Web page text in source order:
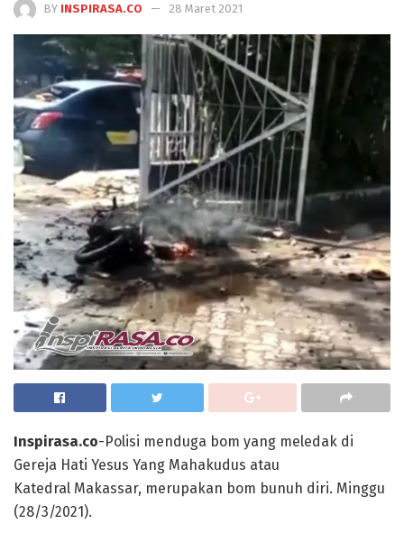
BY INSPIRASA.CO 28 Maret 2021
Inspirasa.co-Polisi menduga bom yang meledak di
Gereja Hati Yesus Yang Mahakudus atau
Katedral Makassar, merupakan bom bunuh diri. Minggu
(28/3/2021).